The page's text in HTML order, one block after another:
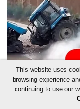
This website uses
browsing experience
continuing to use our